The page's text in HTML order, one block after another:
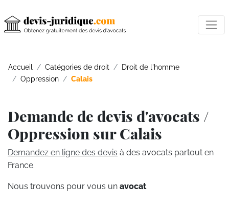
Accueil Catégories de droit
Droit de l'homme
Oppression
Calais
Demande de devis d'avocats /
Oppression sur Calais
Demandez en ligne des devis à des avocats partout en
France.
Nous trouvons pour vous un avocat